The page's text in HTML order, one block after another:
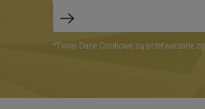
*Twoje Dane Osobowe są przetwarzane